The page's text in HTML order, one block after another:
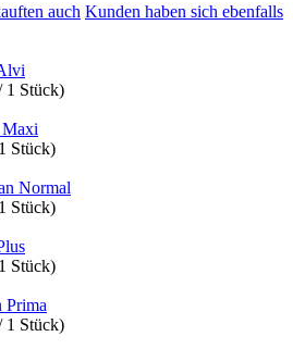
auch Kunden haben sich ebenfalls
1 Stück)
Maxi
Stück)
Normal
Stück)
Stück)
Prima
1 Stück)